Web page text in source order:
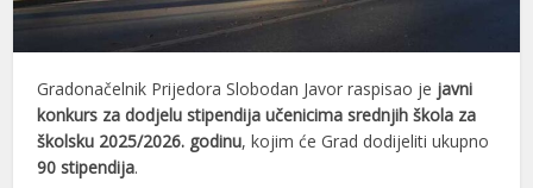
Gradonačelnik Prijedora Slobodan Javor raspisao je javni
konkurs za dodjelu stipendija učenicima srednjih škola za
školsku 2025/2026. godinu, kojim će Grad dodijeliti ukupno
90 stipendija.